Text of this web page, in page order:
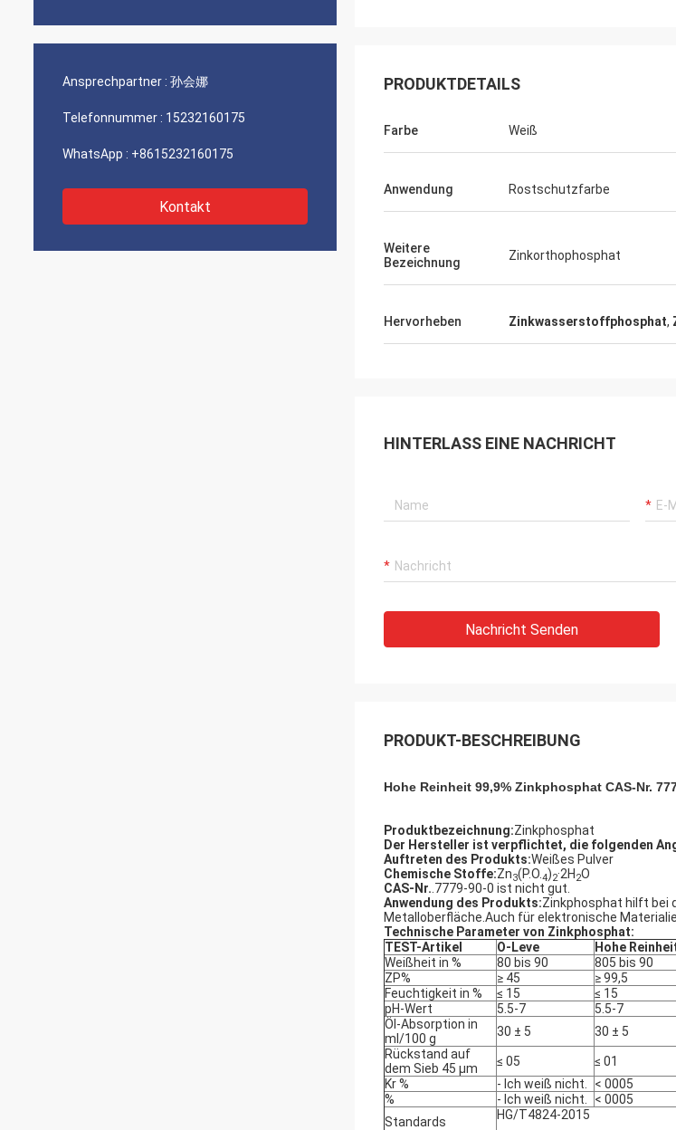
Ansprechpartner : 孙会娜
Telefonnummer : 15232160175
WhatsApp : +8615232160175
Kontakt
PRODUKTDETAILS
Farbe Weiß
Anwendung Rostschutzfarbe
Weitere
Bezeichnung
Zinkorthophosphat
Hervorheben Zinkwasserstoffphosphat,
HINTERLASS EINE NACHRICHT
Nachricht Senden
PRODUKT-BESCHREIBUNG
Hohe Reinheit 99,9% Zinkphosphat CAS-Nr.
Produktbezeichnung:Zinkphosphat
Der Hersteller ist verpflichtet, die folgenden
Auftreten des Produkts:Weißes Pulver
Chemische Stoffe:Zn3(P.O. 4)2·2H 2O
CAS-Nr. .7779-90-0 ist nicht gut.
Anwendung des Produkts:Zinkphosphat hilft bei
Metalloberfläche.Auch für elektronische
Technische Parameter von Zinkphosphat:
TEST-Artikel
O-Leve Hohe
Weißheit in %
80 bis 90 805 bis 90
ZP%
≥ 45 ≥ 99,5
Feuchtigkeit in %
≤ 15 ≤ 15
pH-Wert
5.5-7 5.5-7
Öl-Absorption in
ml/100 g
30 ± 5 30 ± 5
Rückstand auf
dem Sieb 45 μm
≤ 05 ≤ 01
Kr %
- Ich weiß nicht. < 0005
%
- Ich weiß nicht. < 0005
Standards
HG/T4824-2015